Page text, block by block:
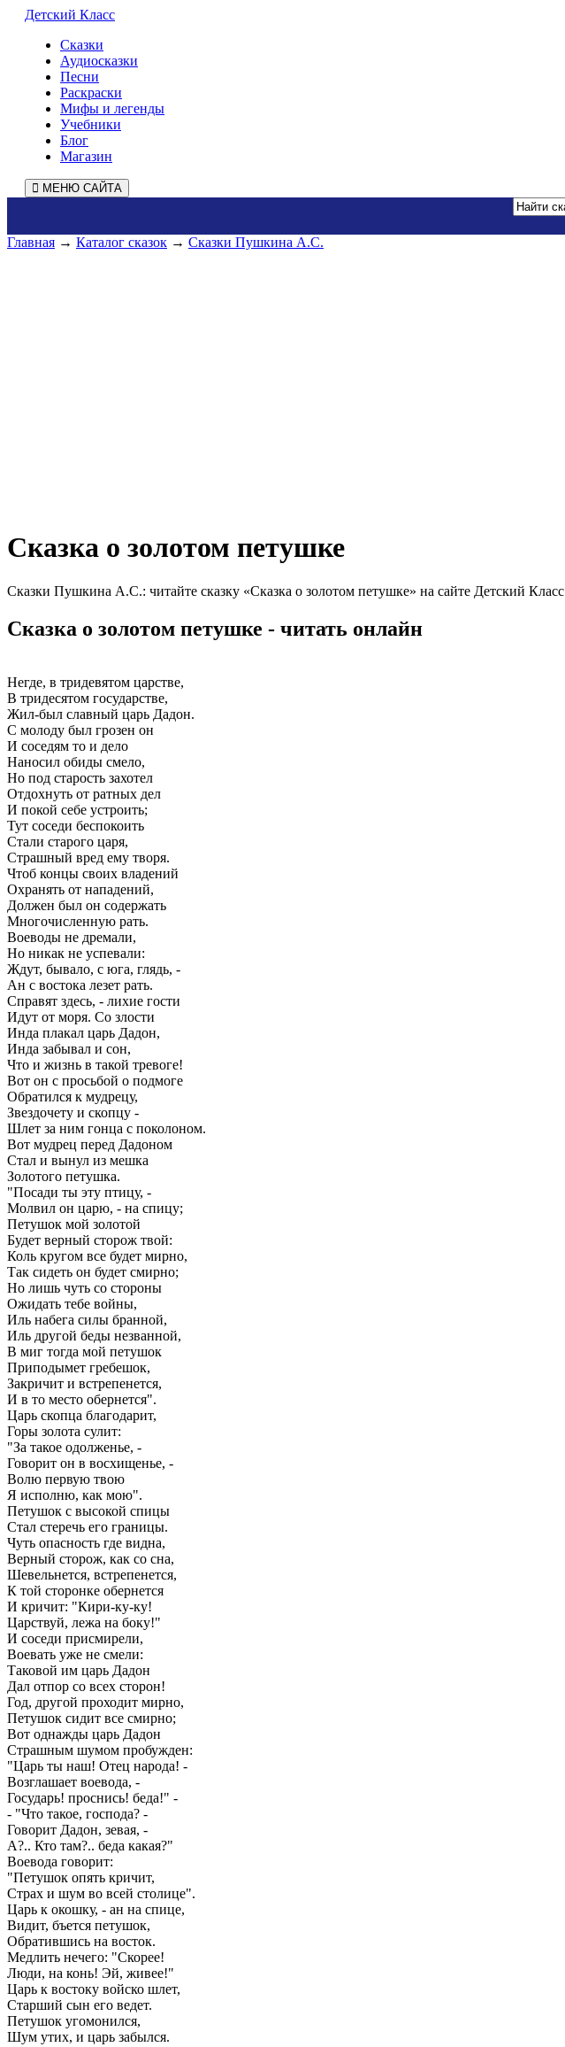
Детский Класс
Сказки
Аудиосказки
Песни
Раскраски
Мифы и легенды
Учебники
Блог
Магазин
МЕНЮ САЙТА
Главная → Каталог сказок → Сказки Пушкина А.С.
Сказка о золотом петушке
Сказки Пушкина А.С.: читайте сказку «Сказка о золотом петушке» на сайте Детский Класс
Сказка о золотом петушке - читать онлайн
Негде, в тридевятом царстве,
В тридесятом государстве,
Жил-был славный царь Дадон.
С молоду был грозен он
И соседям то и дело
Наносил обиды смело,
Но под старость захотел
Отдохнуть от ратных дел
И покой себе устроить;
Тут соседи беспокоить
Стали старого царя,
Страшный вред ему творя.
Чтоб концы своих владений
Охранять от нападений,
Должен был он содержать
Многочисленную рать.
Воеводы не дремали,
Но никак не успевали:
Ждут, бывало, с юга, глядь, -
Ан с востока лезет рать.
Справят здесь, - лихие гости
Идут от моря. Со злости
Инда плакал царь Дадон,
Инда забывал и сон,
Что и жизнь в такой тревоге!
Вот он с просьбой о подмоге
Обратился к мудрецу,
Звездочету и скопцу -
Шлет за ним гонца с поколоном.
Вот мудрец перед Дадоном
Стал и вынул из мешка
Золотого петушка.
"Посади ты эту птицу, -
Молвил он царю, - на спицу;
Петушок мой золотой
Будет верный сторож твой:
Коль кругом все будет мирно,
Так сидеть он будет смирно;
Но лишь чуть со стороны
Ожидать тебе войны,
Иль набега силы бранной,
Иль другой беды незванной,
В миг тогда мой петушок
Приподымет гребешок,
Закричит и встрепенется,
И в то место обернется".
Царь скопца благодарит,
Горы золота сулит:
"За такое одолженье, -
Говорит он в восхищенье, -
Волю первую твою
Я исполню, как мою".
Петушок с высокой спицы
Стал стеречь его границы.
Чуть опасность где видна,
Верный сторож, как со сна,
Шевельнется, встрепенется,
К той сторонке обернется
И кричит: "Кири-ку-ку!
Царствуй, лежа на боку!"
И соседи присмирели,
Воевать уже не смели:
Таковой им царь Дадон
Дал отпор со всех сторон!
Год, другой проходит мирно,
Петушок сидит все смирно;
Вот однажды царь Дадон
Страшным шумом пробужден:
"Царь ты наш! Отец народа! -
Возглашает воевода, -
Государь! проснись! беда!" -
- "Что такое, господа? -
Говорит Дадон, зевая, -
А?.. Кто там?.. беда какая?"
Воевода говорит:
"Петушок опять кричит,
Страх и шум во всей столице".
Царь к окошку, - ан на спице,
Видит, бъется петушок,
Обратившись на восток.
Медлить нечего: "Скорее!
Люди, на конь! Эй, живее!"
Царь к востоку войско шлет,
Старший сын его ведет.
Петушок угомонился,
Шум утих, и царь забылся.